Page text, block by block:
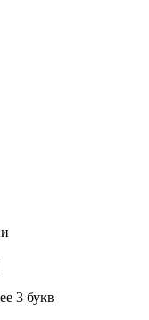
3 букв